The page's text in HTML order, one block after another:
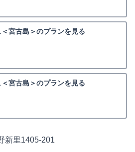
宮古島＞のプランを見る
宮古島＞のプランを見る
新里1405-201